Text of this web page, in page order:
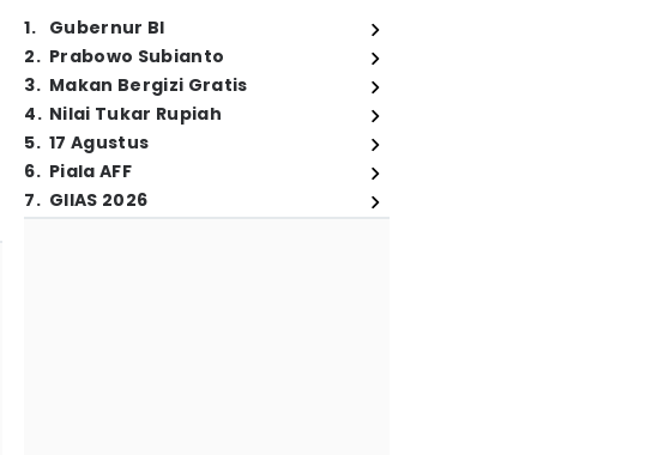
1. Gubernur BI
2. Prabowo Subianto
3. Makan Bergizi Gratis
4. Nilai Tukar Rupiah
5. 17 Agustus
6. Piala AFF
7. GIIAS 2026